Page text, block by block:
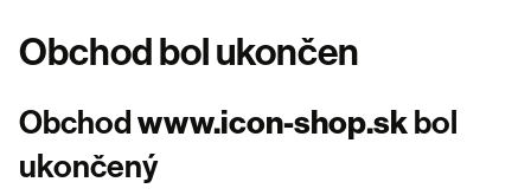
Obchod bol ukončen
Obchodwww.icon-shop.skbol
ukončený